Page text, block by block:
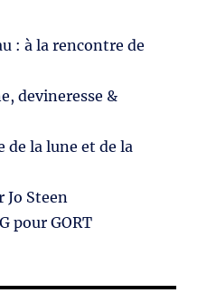
: à la rencontre de
devineresse &
de la lune et de la
Jo Steen
pour GORT